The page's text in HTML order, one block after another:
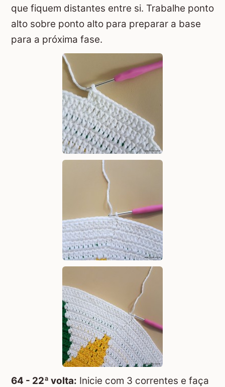
que fiquem distantes entre si. Trabalhe ponto
alto sobre ponto alto para preparar a base
para a próxima fase.
64 - 22ª volta: Inicie com 3 correntes e faça